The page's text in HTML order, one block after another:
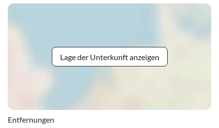
Lage der Unterkunft anzeigen
Entfernungen